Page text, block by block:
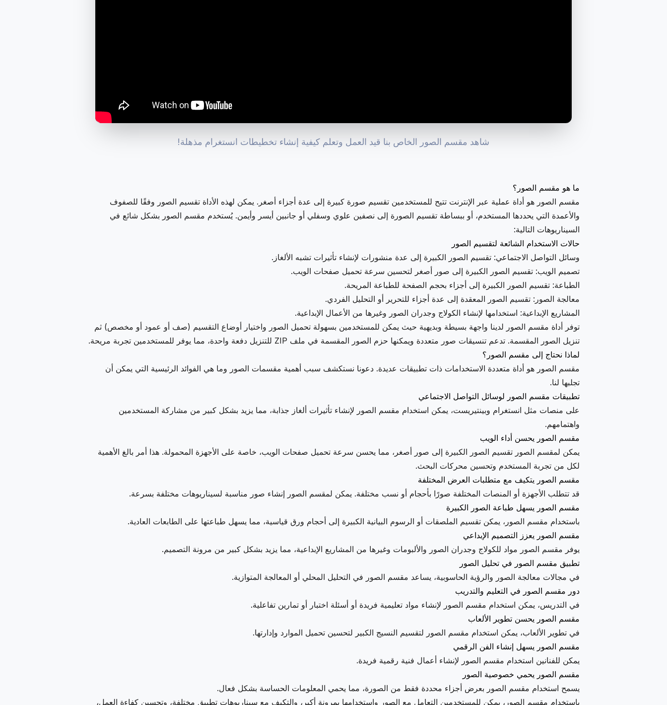
شاهد مقسم الصور الخاص بنا قيد العمل وتعلم كيفية إنشاء تخطيطات انستغرام مذهلة!
ما هو مقسم الصور؟
مقسم الصور هو أداة عملية عبر الإنترنت تتيح للمستخدمين تقسيم صورة كبيرة إلى عدة أجزاء أصغر. يمكن لهذه الأداة تقسيم الصور وفقًا للصفوف
والأعمدة التي يحددها المستخدم، أو ببساطة تقسيم الصورة إلى نصفين علوي وسفلي أو جانبين أيسر وأيمن. يُستخدم مقسم الصور بشكل شائع في
السيناريوهات التالية:
حالات الاستخدام الشائعة لتقسيم الصور
وسائل التواصل الاجتماعي: تقسيم الصور الكبيرة إلى عدة منشورات لإنشاء تأثيرات تشبه الألغاز.
تصميم الويب: تقسيم الصور الكبيرة إلى صور أصغر لتحسين سرعة تحميل صفحات الويب.
الطباعة: تقسيم الصور الكبيرة إلى أجزاء بحجم الصفحة للطباعة المريحة.
معالجة الصور: تقسيم الصور المعقدة إلى عدة أجزاء للتحرير أو التحليل الفردي.
المشاريع الإبداعية: استخدامها لإنشاء الكولاج وجدران الصور وغيرها من الأعمال الإبداعية.
توفر أداة مقسم الصور لدينا واجهة بسيطة وبديهية حيث يمكن للمستخدمين بسهولة تحميل الصور واختيار أوضاع التقسيم (صف أو عمود أو مخصص) ثم
تنزيل الصور المقسمة. تدعم تنسيقات صور متعددة ويمكنها حزم الصور المقسمة في ملف ZIP للتنزيل دفعة واحدة، مما يوفر للمستخدمين تجربة مريحة.
لماذا نحتاج إلى مقسم الصور؟
مقسم الصور هو أداة متعددة الاستخدامات ذات تطبيقات عديدة. دعونا نستكشف سبب أهمية مقسمات الصور وما هي الفوائد الرئيسية التي يمكن أن
تجلبها لنا.
تطبيقات مقسم الصور لوسائل التواصل الاجتماعي
على منصات مثل انستغرام وبينتيريست، يمكن استخدام مقسم الصور لإنشاء تأثيرات ألغاز جذابة، مما يزيد بشكل كبير من مشاركة المستخدمين
واهتمامهم.
مقسم الصور يحسن أداء الويب
يمكن لمقسم الصور تقسيم الصور الكبيرة إلى صور أصغر، مما يحسن سرعة تحميل صفحات الويب، خاصة على الأجهزة المحمولة. هذا أمر بالغ الأهمية
لكل من تجربة المستخدم وتحسين محركات البحث.
مقسم الصور يتكيف مع متطلبات العرض المختلفة
قد تتطلب الأجهزة أو المنصات المختلفة صورًا بأحجام أو نسب مختلفة. يمكن لمقسم الصور إنشاء صور مناسبة لسيناريوهات مختلفة بسرعة.
مقسم الصور يسهل طباعة الصور الكبيرة
باستخدام مقسم الصور، يمكن تقسيم الملصقات أو الرسوم البيانية الكبيرة إلى أحجام ورق قياسية، مما يسهل طباعتها على الطابعات العادية.
مقسم الصور يعزز التصميم الإبداعي
يوفر مقسم الصور مواد للكولاج وجدران الصور والألبومات وغيرها من المشاريع الإبداعية، مما يزيد بشكل كبير من مرونة التصميم.
تطبيق مقسم الصور في تحليل الصور
في مجالات معالجة الصور والرؤية الحاسوبية، يساعد مقسم الصور في التحليل المحلي أو المعالجة المتوازية.
دور مقسم الصور في التعليم والتدريب
في التدريس، يمكن استخدام مقسم الصور لإنشاء مواد تعليمية فريدة أو أسئلة اختبار أو تمارين تفاعلية.
مقسم الصور يحسن تطوير الألعاب
في تطوير الألعاب، يمكن استخدام مقسم الصور لتقسيم النسيج الكبير لتحسين تحميل الموارد وإدارتها.
مقسم الصور يسهل إنشاء الفن الرقمي
يمكن للفنانين استخدام مقسم الصور لإنشاء أعمال فنية رقمية فريدة.
مقسم الصور يحمي خصوصية الصور
يسمح استخدام مقسم الصور بعرض أجزاء محددة فقط من الصورة، مما يحمي المعلومات الحساسة بشكل فعال.
باستخدام مقسم الصور، يمكن للمستخدمين التعامل مع الصور واستخدامها بمرونة أكبر، والتكيف مع سيناريوهات تطبيق مختلفة، وتحسين كفاءة العمل،